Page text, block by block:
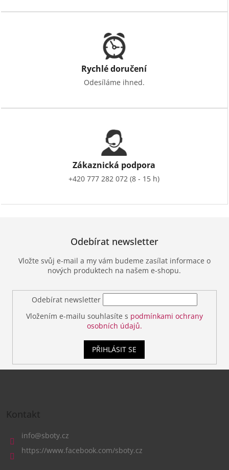
Rychlé doručení
Odesíláme ihned.
Zákaznická podpora
+420 777 282 072 (8 - 15 h)
Odebírat newsletter
Vložte svůj e-mail a my vám budeme zasílat informace o
nových produktech na našem e-shopu.
Odebírat newsletter
Vložením e-mailu souhlasíte s podmínkami ochrany
osobních údajů.
PŘIHLÁSIT SE
Kontakt
info@sboty.cz
https://www.facebook.com/sboty.cz